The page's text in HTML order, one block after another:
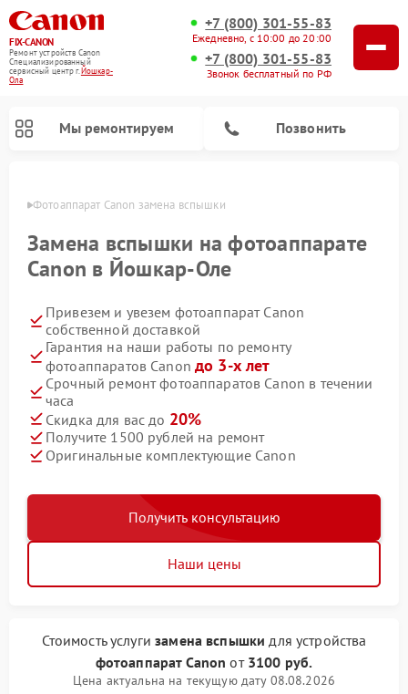
FIX-CANON
Ремонт устройств Canon
Специализированный
cервисный центр г.Йошкар-
Ола
+7 (800) 301-55-83
Ежедневно, с 10:00 до 20:00
+7 (800) 301-55-83
Звонок бесплатный по РФ
Мы ремонтируем Позвонить
Фотоаппарат Canon замена вспышки
Замена вспышки на фотоаппарате
Canon в Йошкар-Оле
Привезем и увезем фотоаппарат Canon
собственной доставкой
Гарантия на наши работы по ремонту
фотоаппаратов Canonдо 3-х лет
Срочный ремонт фотоаппаратов Canon в течении
часа
Скидка для вас до 20%
Получите 1500 рублей на ремонт
Оригинальные комплектующие Canon
Получить консультацию
Наши цены
Стоимость услугизамена вспышки для устройства
фотоаппарат Canon от 3100 руб.
Цена актуальна на текущую дату 08.08.2026